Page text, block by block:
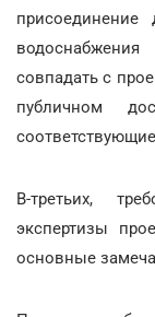
присоединение
совпадать с
публичном
В-третьих,
экспертизы
основные